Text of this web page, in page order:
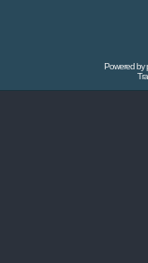
Powered by